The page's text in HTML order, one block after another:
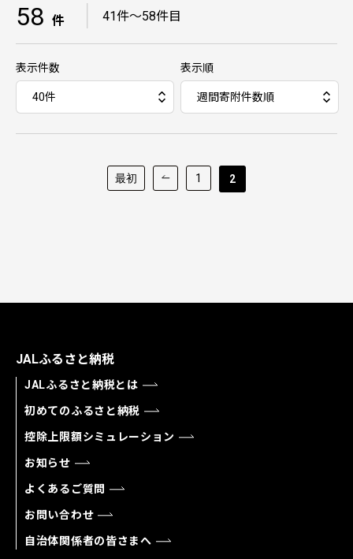
58 件 41件～58件目
表示件数 表示順
最初 1 2
JALふるさと納税
JALふるさと納税とは
初めてのふるさと納税
控除上限額シミュレーション
お知らせ
よくあるご質問
お問い合わせ
自治体関係者の皆さまへ